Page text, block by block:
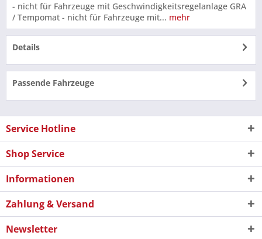
- nicht für Fahrzeuge mit Geschwindigkeitsregelanlage GRA
/ Tempomat - nicht für Fahrzeuge mit... mehr
Details
Passende Fahrzeuge
Service Hotline
Shop Service
Informationen
Zahlung & Versand
Newsletter